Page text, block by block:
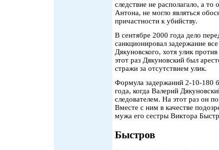
следствие не располагало, а
Антона, не могло являться
причастности к убийству.
В сентябре 2000 года дело
санкционировал задержание
Дякуновского, хотя улик
этот раз Дякуновский был
стражи за отсутствием улик.
Формула задержаний 2-10-180
года, когда Валерий
следователем. На этот раз он
Вместе с ним в качестве
мужа его сестры Виктора
Быстров